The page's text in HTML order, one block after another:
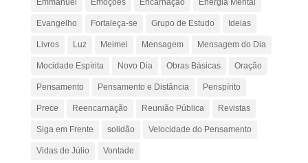
Emmanuel Emoções Encarnação Energia Mental
Evangelho Fortaleça-se Grupo de Estudo Ideias
Livros Luz Meimei Mensagem Mensagem do Dia
Mocidade Espírita Novo Dia Obras Básicas Oração
Pensamento Pensamento e Distância Perispírito
Prece Reencarnação Reunião Pública Revistas
Siga em Frente solidão Velocidade do Pensamento
Vidas de Júlio Vontade